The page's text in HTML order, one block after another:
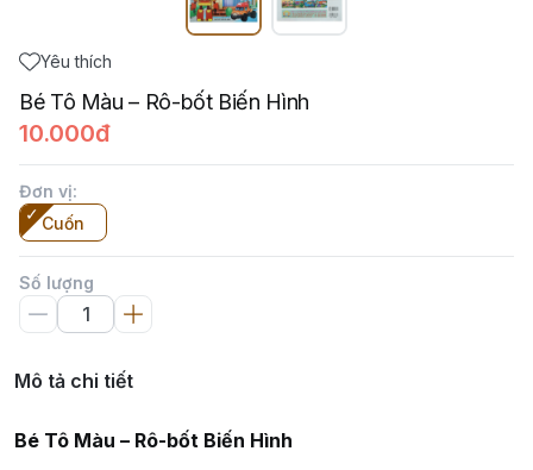
Yêu thích
Bé Tô Màu – Rô-bốt Biến Hình
10.000đ
Đơn vị:
Cuốn
Số lượng
Mô tả chi tiết
Bé Tô Màu – Rô-bốt Biến Hình